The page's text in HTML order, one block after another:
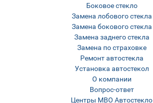
Боковое стекло
Замена лобового стекла
Замена бокового стекла
Замена заднего стекла
Замена по страховке
Ремонт автостекла
Установка автостекол
О компании
Вопрос-ответ
Центры МВО Автостекло